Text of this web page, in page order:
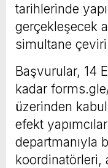
tarihlerinde
gerçekleşecek
simultane
Başvurular, 14
kadar
üzerinden
efekt
departmanıyla
koordinatörleri,